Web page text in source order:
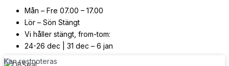
Mån – Fre 07.00 – 17.00
Lör – Sön Stängt
Vi håller stängt, from-tom:
24-26 dec | 31 dec – 6 jan
Kan restnoteras